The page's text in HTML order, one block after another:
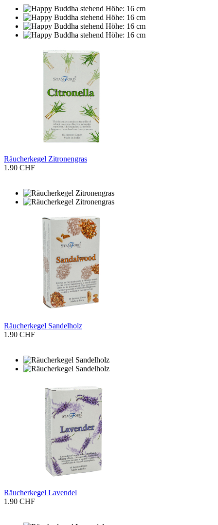
Räucherkegel Zitronengras
1.90 CHF
Räucherkegel Sandelholz
1.90 CHF
Räucherkegel Lavendel
1.90 CHF